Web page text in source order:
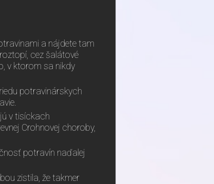
a nájdete tam
cez šalátové
v ktorom sa nikdy
potravinárskych
v tisíckach
Crohnovej choroby,
potravín naďalej
zistila, že takmer